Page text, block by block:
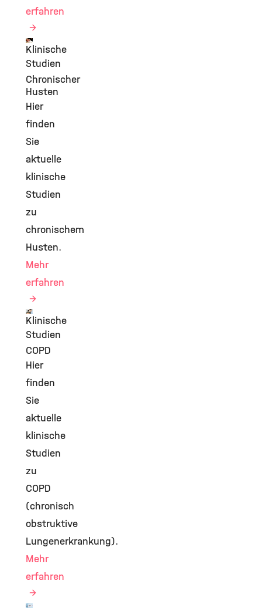
©
erfahren
©
Klinische
Studien
Chronischer
Husten
Hier
finden
Sie
aktuelle
klinische
Studien
zu
chronischem
Husten.
Mehr
erfahren
Klinische
Studien
COPD
Hier
finden
Sie
aktuelle
klinische
Studien
zu
COPD
(chronisch
obstruktive
Lungenerkrankung).
Mehr
erfahren